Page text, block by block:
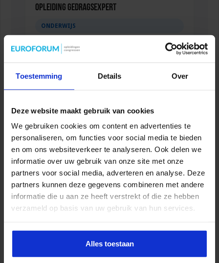
Toestemming Details Over
Deze website maakt gebruik van cookies
We gebruiken cookies om content en advertenties te
personaliseren, om functies voor social media te bieden
en om ons websiteverkeer te analyseren. Ook delen we
informatie over uw gebruik van onze site met onze
partners voor social media, adverteren en analyse. Deze
partners kunnen deze gegevens combineren met andere
informatie die u aan ze heeft verstrekt of die ze hebben
verzameld op basis van uw gebruik van hun services.
Alles toestaan
Opleiding Gedragsexpert
ONDERWIJS
Verkorte opleiding Rekencoördinator PO
ONDERWIJS